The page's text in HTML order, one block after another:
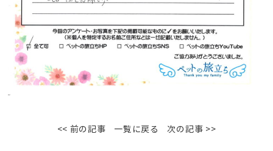
<< 前の記事 一覧に戻る 次の記事 >>